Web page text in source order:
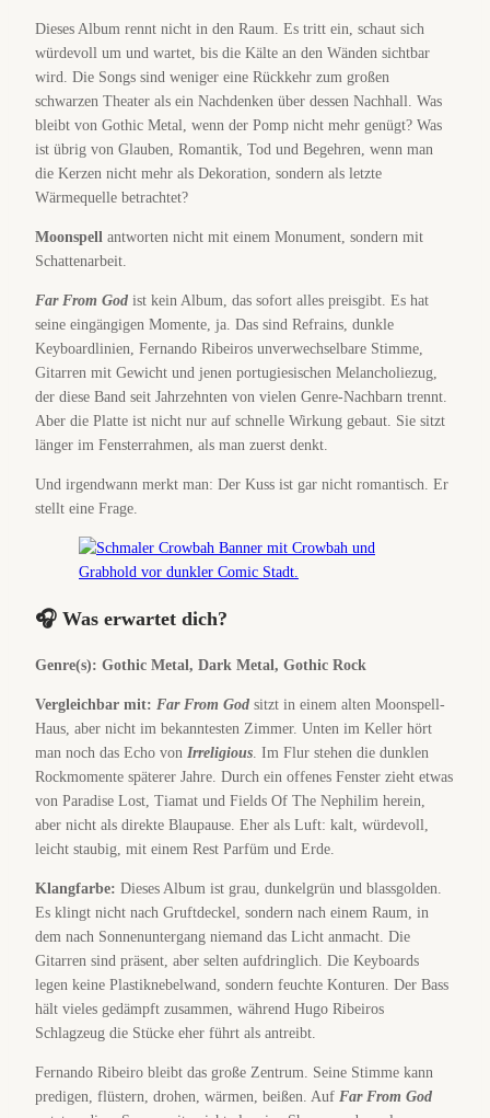
Dieses Album rennt nicht in den Raum. Es tritt ein, schaut sich
würdevoll um und wartet, bis die Kälte an den Wänden sichtbar
wird. Die Songs sind weniger eine Rückkehr zum großen
schwarzen Theater als ein Nachdenken über dessen Nachhall. Was
bleibt von Gothic Metal, wenn der Pomp nicht mehr genügt? Was
ist übrig von Glauben, Romantik, Tod und Begehren, wenn man
die Kerzen nicht mehr als Dekoration, sondern als letzte
Wärmequelle betrachtet?
Moonspell antworten nicht mit einem Monument, sondern mit
Schattenarbeit.
Far From God ist kein Album, das sofort alles preisgibt. Es hat
seine eingängigen Momente, ja. Das sind Refrains, dunkle
Keyboardlinien, Fernando Ribeiros unverwechselbare Stimme,
Gitarren mit Gewicht und jenen portugiesischen Melancholiezug,
der diese Band seit Jahrzehnten von vielen Genre-Nachbarn trennt.
Aber die Platte ist nicht nur auf schnelle Wirkung gebaut. Sie sitzt
länger im Fensterrahmen, als man zuerst denkt.
Und irgendwann merkt man: Der Kuss ist gar nicht romantisch. Er
stellt eine Frage.
🎧 Was erwartet dich?
Genre(s): Gothic Metal, Dark Metal, Gothic Rock
Vergleichbar mit: Far From God sitzt in einem alten Moonspell-
Haus, aber nicht im bekanntesten Zimmer. Unten im Keller hört
man noch das Echo von Irreligious. Im Flur stehen die dunklen
Rockmomente späterer Jahre. Durch ein offenes Fenster zieht etwas
von Paradise Lost, Tiamat und Fields Of The Nephilim herein,
aber nicht als direkte Blaupause. Eher als Luft: kalt, würdevoll,
leicht staubig, mit einem Rest Parfüm und Erde.
Klangfarbe: Dieses Album ist grau, dunkelgrün und blassgolden.
Es klingt nicht nach Gruftdeckel, sondern nach einem Raum, in
dem nach Sonnenuntergang niemand das Licht anmacht. Die
Gitarren sind präsent, aber selten aufdringlich. Die Keyboards
legen keine Plastiknebelwand, sondern feuchte Konturen. Der Bass
hält vieles gedämpft zusammen, während Hugo Ribeiros
Schlagzeug die Stücke eher führt als antreibt.
Fernando Ribeiro bleibt das große Zentrum. Seine Stimme kann
predigen, flüstern, drohen, wärmen, beißen. Auf Far From God